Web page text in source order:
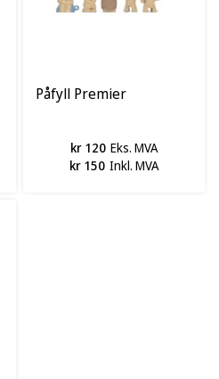
Påfyll Premier
kr 120 Eks. MVA
kr 150 Inkl. MVA